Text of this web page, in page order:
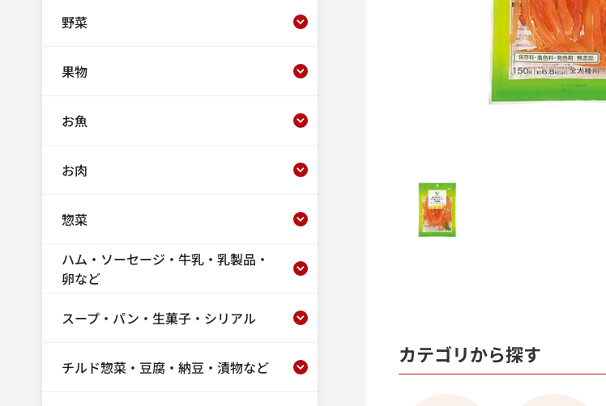
野菜
果物
お魚
お肉
惣菜
ハム・ソーセージ・牛乳・乳製品・
卵など
スープ・パン・生菓子・シリアル
チルド惣菜・豆腐・納豆・漬物など
カテゴリから探す